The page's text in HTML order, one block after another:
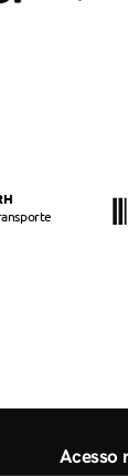
Acesso